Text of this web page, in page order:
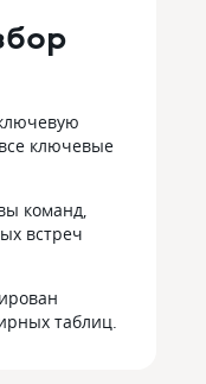
ключевые
команд,
встреч
таблиц.